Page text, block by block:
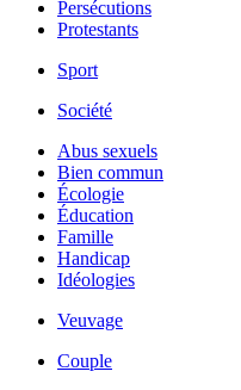
Persécutions
Protestants
Sport
Société
Abus sexuels
Bien commun
Écologie
Éducation
Famille
Handicap
Idéologies
Veuvage
Couple